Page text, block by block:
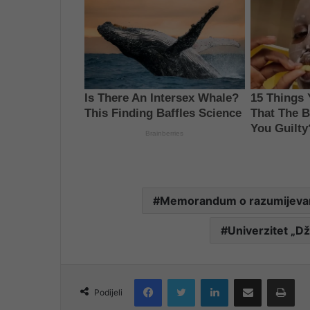
Memorandum o
Univerzitet
Podijeli
FacebookTwitter LinkedInShare via Email Print